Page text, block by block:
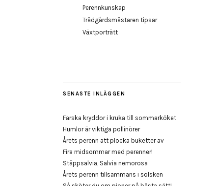
Perennkunskap
Trädgårdsmästaren tipsar
Växtporträtt
SENASTE INLÄGGEN
Färska kryddor i kruka till sommarköket
Humlor är viktiga pollinörer
Årets perenn att plocka buketter av
Fira midsommar med perenner!
Stäppsalvia, Salvia nemorosa
Årets perenn tillsammans i solsken